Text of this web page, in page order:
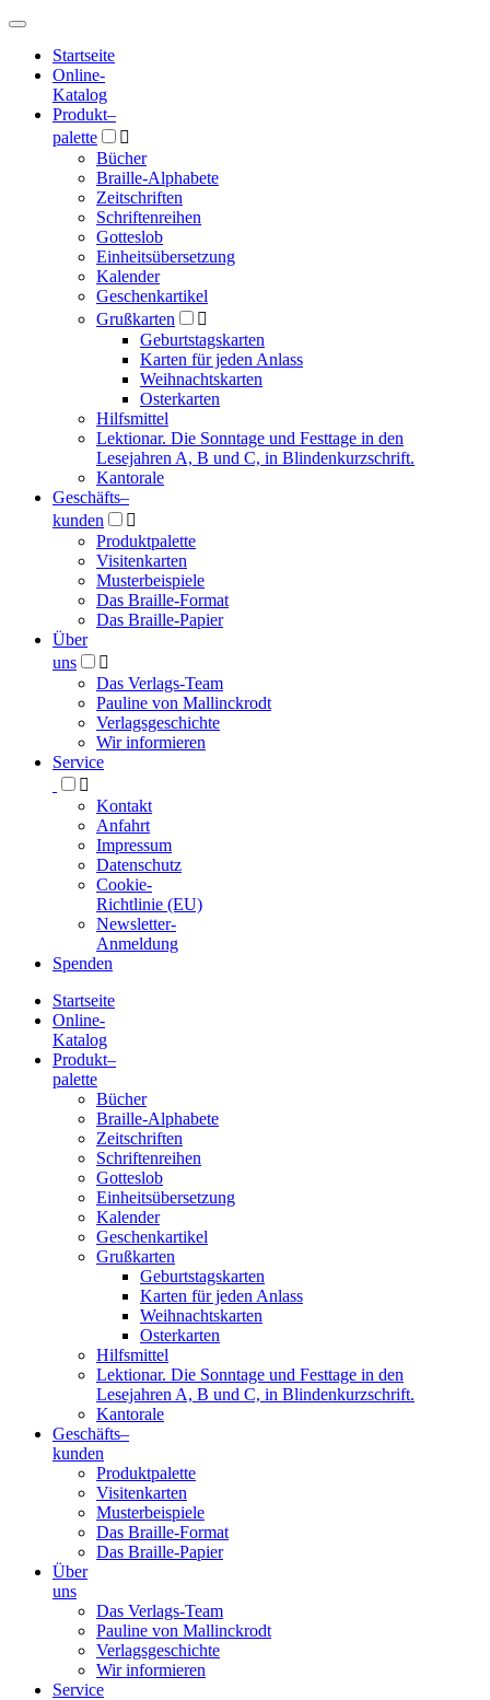
Hauptmenü
Hauptmenü
Startseite
Online-
Katalog
Produkt–
palette

Bücher
Braille-Alphabete
Zeitschriften
Schriftenreihen
Gotteslob
Einheitsübersetzung
Kalender
Geschenkartikel
Grußkarten

Geburtstagskarten
Karten für jeden Anlass
Weihnachtskarten
Osterkarten
Hilfsmittel
Lektionar. Die Sonntage und Festtage in den
Lesejahren A, B und C, in Blindenkurzschrift.
Kantorale
Geschäfts­–
kunden

Produktpalette
Visitenkarten
Musterbeispiele
Das Braille-Format
Das Braille-Papier
Über
uns

Das Verlags-Team
Pauline von Mallinckrodt
Verlagsgeschichte
Wir informieren
Service

Kontakt
Anfahrt
Impressum
Datenschutz
Cookie-
Richtlinie (EU)
Newsletter-
Anmeldung
Spenden
Blindenschrift-
Verlag
Druckerei
gGmbH
Startseite
Online-
Katalog
Produkt–
palette
Bücher
Braille-Alphabete
Zeitschriften
Schriftenreihen
Gotteslob
Einheitsübersetzung
Kalender
Geschenkartikel
Grußkarten
Geburtstagskarten
Karten für jeden Anlass
Weihnachtskarten
Osterkarten
Hilfsmittel
Lektionar. Die Sonntage und Festtage in den
Lesejahren A, B und C, in Blindenkurzschrift.
Kantorale
Geschäfts­–
kunden
Produktpalette
Visitenkarten
Musterbeispiele
Das Braille-Format
Das Braille-Papier
Über
uns
Das Verlags-Team
Pauline von Mallinckrodt
Verlagsgeschichte
Wir informieren
Service